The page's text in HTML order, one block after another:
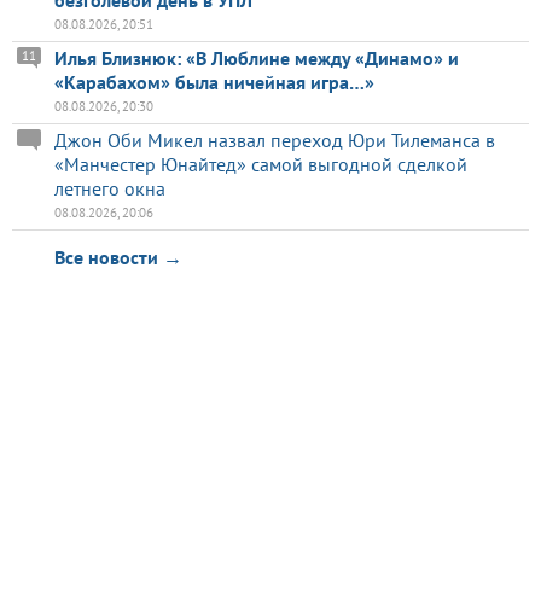
08.08.2026, 20:51
Илья Близнюк: «В Люблине между «Динамо» и
«Карабахом» была ничейная игра…»
11
08.08.2026, 20:30
Джон Оби Микел назвал переход Юри Тилеманса в
«Манчестер Юнайтед» самой выгодной сделкой
летнего окна
08.08.2026, 20:06
Все новости →